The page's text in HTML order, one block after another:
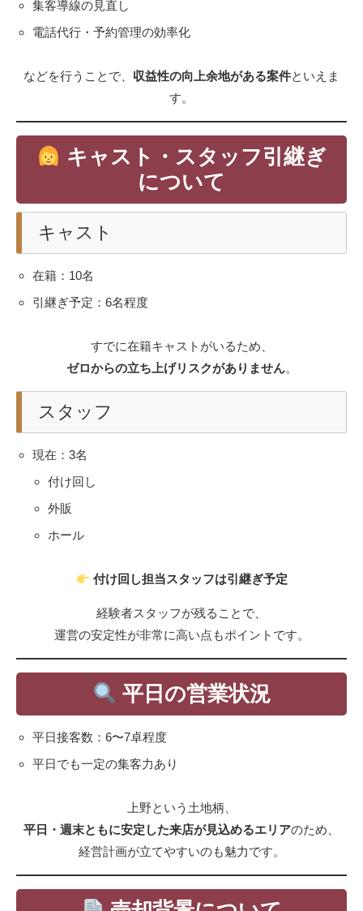
集客導線の見直し
電話代行・予約管理の効率化
などを行うことで、 収益性の向上余地がある案件といえま
す。
キャスト・スタッフ引継ぎ
について
キャスト
在籍：10名
引継ぎ予定：6名程度
すでに在籍キャストがいるため、
ゼロからの立ち上げリスクがありません。
スタッフ
現在：3名
付け回し
外販
ホール
付け回し担当スタッフは引継ぎ予定
経験者スタッフが残ることで、
運営の安定性が非常に高い点もポイントです。
平日の営業状況
平日接客数：6〜7卓程度
平日でも一定の集客力あり
上野という土地柄、
平日・週末ともに安定した来店が見込めるエリアのため、
経営計画が立てやすいのも魅力です。